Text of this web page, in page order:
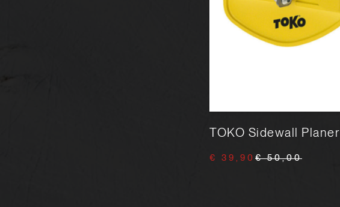
TOKO Sidewall Planer
€ 39,90 € 50,00